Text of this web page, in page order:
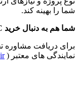
شما را بهینه کند.
شما هم به دنبال خرید PLC یا کنتاکتور زیمنس هستید؟
برای دریافت مشاوره
نمایندگی های معتبر (